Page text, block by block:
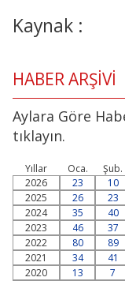
Kaynak :
HABER ARŞİVİ
Aylara Göre
tıklayın.
Yıllar Oca.
Şub.
2026
23
10
2025
26
23
2024
35
40
2023
46
37
2022
80
89
2021
34
41
2020
13
7